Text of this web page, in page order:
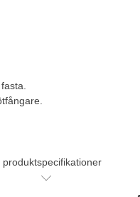
produktspecifikationer